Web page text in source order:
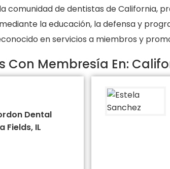
comunidad de dentistas de California,
la educación, la defensa y
en servicios a miembros y
Con Membresía En:
Dental
Fields, IL